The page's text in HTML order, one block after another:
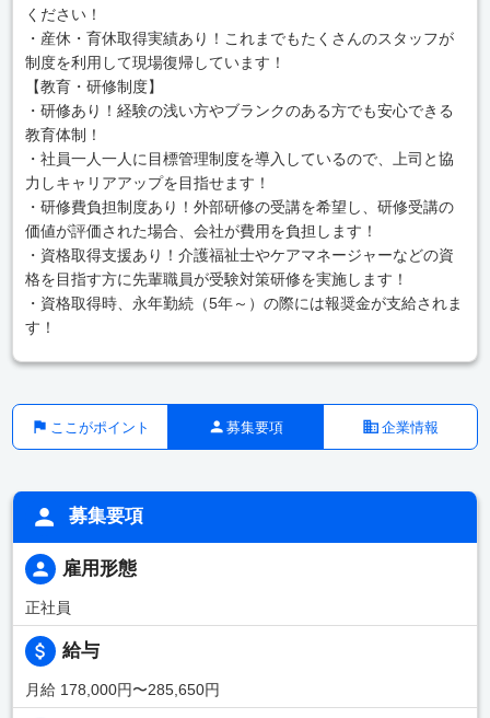
ください！
・産休・育休取得実績あり！これまでもたくさんのスタッフが
制度を利用して現場復帰しています！
【教育・研修制度】
・研修あり！経験の浅い方やブランクのある方でも安心できる
教育体制！
・社員一人一人に目標管理制度を導入しているので、上司と協
力しキャリアアップを目指せます！
・研修費負担制度あり！外部研修の受講を希望し、研修受講の
価値が評価された場合、会社が費用を負担します！
・資格取得支援あり！介護福祉士やケアマネージャーなどの資
格を目指す方に先輩職員が受験対策研修を実施します！
・資格取得時、永年勤続（5年～）の際には報奨金が支給されま
す！
ここがポイント 募集要項 企業情報
募集要項
雇用形態
正社員
給与
月給 178,000円〜285,650円